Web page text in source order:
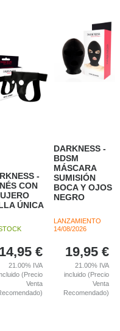
-
CON
ÚNICA
14,95 €
21.00% IVA
(Precio
Venta
DARKNESS -
BDSM
MÁSCARA
SUMISIÓN
BOCA Y OJOS
NEGRO
LANZAMIENTO
14/08/2026
19,95 €
21.00% IVA
incluido (Precio
Venta
Recomendado)